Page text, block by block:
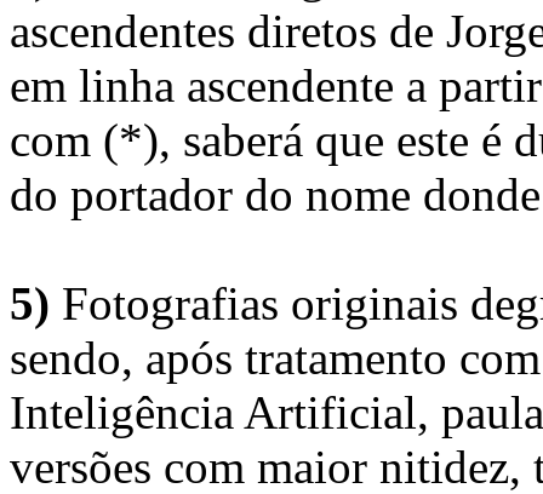
ascendentes diretos de
em linha ascendente a
com (*), saberá que este é
do portador do nome
5) Fotografias originais
sendo, após tratamento
Inteligência Artificial,
versões com maior nitidez,